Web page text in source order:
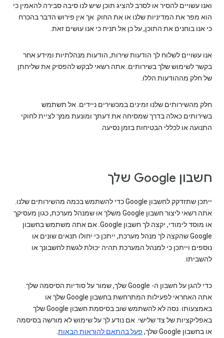
ואנו עשויים להסיר או לסרב להציג תוכן שיש לנו סיבה סבירה להאמין כי
הוא מפר את המדיניות שלנו או את החוק. אך אין פירוש הדבר בהכרח
כי אנו בוחנים את התוכן, על כן אל תניח כי אנו עושים זאת.
אנו עשויים לשלוח לך הודעות שירות, הודעות מנהלתיות ומידע אחר
בקשר לשימוש שלך בשירותים. אתה רשאי לבקש להפסיק את שליחתן
של חלק מההודעות הללו.
חלק מהשירותים שלנו זמינים במכשירים ניידים. אל תשתמש
בשירותים כאלה בדרך שמסיחה את דעתך ומונעת ממך לציית לחוקי
התנועה או לכללי הבטיחות בזמן נסיעה.
חשבון Google שלך
ייתכן שתזדקק לחשבון Google כדי להשתמש בכמה מהשירותים שלנו.
אתה רשאי ליצור חשבון Google משלך או שמנהל מערכת, כגון מעסיקך
או מוסד לימודי, יקצה לך חשבון Google. אם אתה משתמש בחשבון
Google שהקצה לך מנהל מערכת, ייתכן כי יחולו תנאים שונים או
נוספים וייתכן כי למנהל המערכת תהיה יכולת לגשת לחשבונך או
להשביתו.
כדי להגן על חשבון ה- Google שלך, שמור על סודיות הסיסמה שלך.
אתה האחראי לפעילות המתרחשת בחשבון Google שלך או
באמצעותו. נסה לא להשתמש שוב בסיסמת חשבון Google שלך
באפליקציות של צד שלישי. אם נודע לך על שימוש לא מורשה בסיסמה
או בחשבון Google שלך,
פעל בהתאם להוראות הבאות.